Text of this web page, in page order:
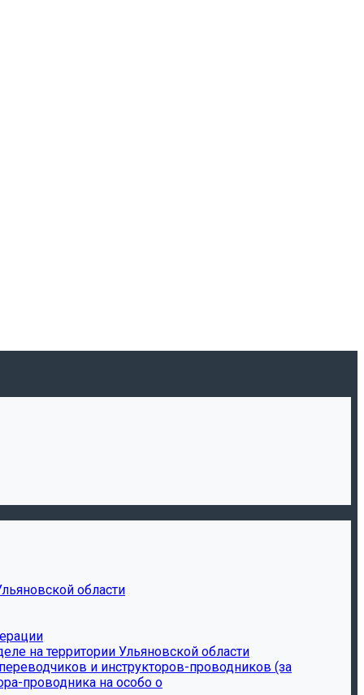
области
на территории Ульяновской области
и инструкторов-проводников (за
проводника на особо о